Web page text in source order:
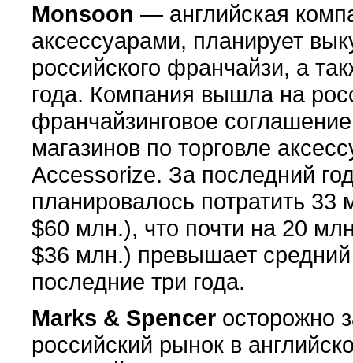
Monsoon — английская
аксессуарами, планирует
российского франчайзи, а
года. Компания вышла на
франчайзинговое
магазинов по торговле
Accessorize. За последний
планировалось потратить 33
$60 млн.), что почти на 20
$36 млн.) превышает
последние три года.
Marks & Spencer осторожно
российский рынок в